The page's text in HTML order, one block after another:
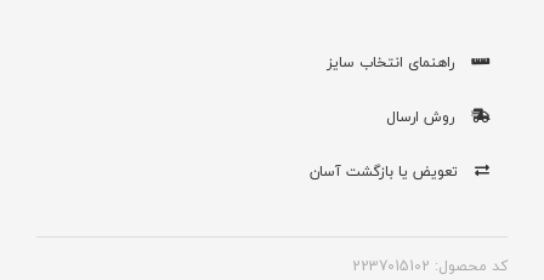
راهنمای انتخاب سایز
روش ارسال
تعویض یا بازگشت آسان
کد محصول: 2237015102